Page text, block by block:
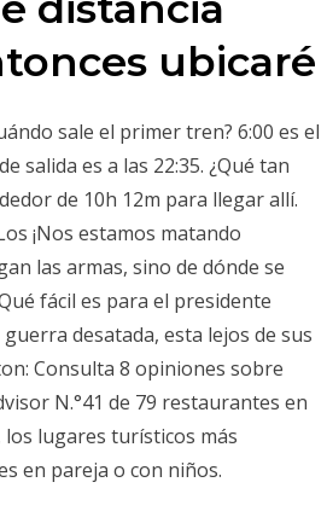
ubicaré
sale el primer tren? 6:00 es el
salida es a las 22:35. ¿Qué tan
de 10h 12m para llegar allí.
¡Nos estamos matando
las armas, sino de dónde se
fácil es para el presidente
desatada, esta lejos de sus
Consulta 8 opiniones sobre
N.°41 de 79 restaurantes en
los lugares turísticos más
en pareja o con niños.